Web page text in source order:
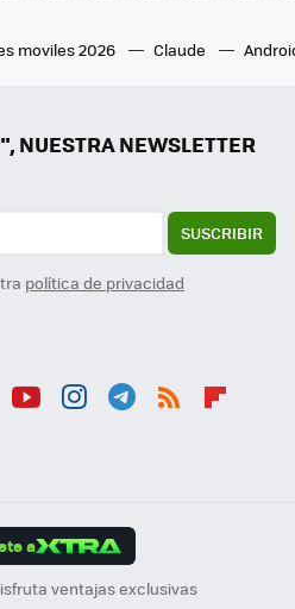
moviles 2026 Claude
NEWSLETTER
SUSCRIBIR
política de privacidad
a
ventajas exclusivas